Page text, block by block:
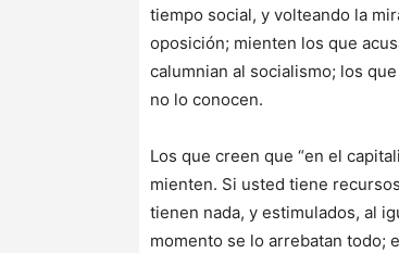
tiempo social, y volteando la
oposición; mienten los que
calumnian al socialismo; los
no lo conocen.
Los que creen que “en el
mienten. Si usted tiene
tienen nada, y estimulados, al
momento se lo arrebatan todo;